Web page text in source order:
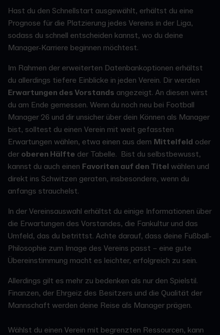
Hast du den Schnellstart ausgewählt, erhältst du eine
Prognose für die Platzierung jedes Vereins in der Liga,
sodass du schnell entscheiden kannst, wo du deine
Manager-Karriere beginnen möchtest.
Im Rahmen der erweiterten Datenbankoptionen erhältst
du allerdings tiefere Einblicke in jeden Verein. Dir werden
Erwartungen des Vorstands angezeigt. An diesen wirst
du am Ende gemessen. Wenn du noch neu bei Football
Manager 26 und dir unsicher über dein Können als Manager
bist, solltest du einen Verein mit weit gefassten
Erwartungen wählen, etwa einen aus dem Mittelfeld oder
der oberen Hälfte der Tabelle. Bist du selbstbewusst,
kannst du auch einen Favoriten auf den Titel wählen und
direkt ins Schwitzen geraten, insbesondere, wenn du
anfangs strauchelst.
In der Vereinsauswahl erhältst du einige Informationen über
die Erwartungen des Vorstandes, die Fankultur und das
Umfeld, das du betrittst. Achte darauf, dass deine Fußball-
Philosophie zum Image des Vereins passt – eine gute
Übereinstimmung macht es leichter, erfolgreich zu sein.
Allerdings gilt es mehr zu bedenken als nur den Spielstil.
Finanzen, der Ehrgeiz des Besitzers und die Qualität der
Mannschaft werden deine Reise als Manager prägen.
Wählst du einen Verein mit begrenzten Ressourcen, kann